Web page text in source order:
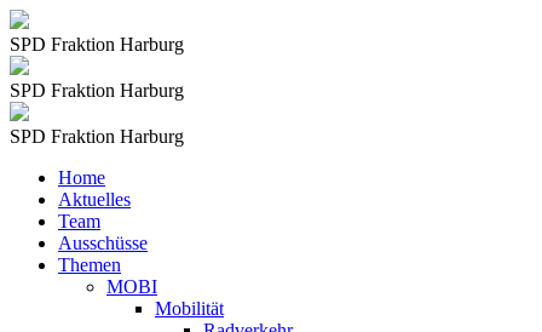
SPD Fraktion Harburg
SPD Fraktion Harburg
SPD Fraktion Harburg
Home
Aktuelles
Team
Ausschüsse
Themen
MOBI
Mobilität